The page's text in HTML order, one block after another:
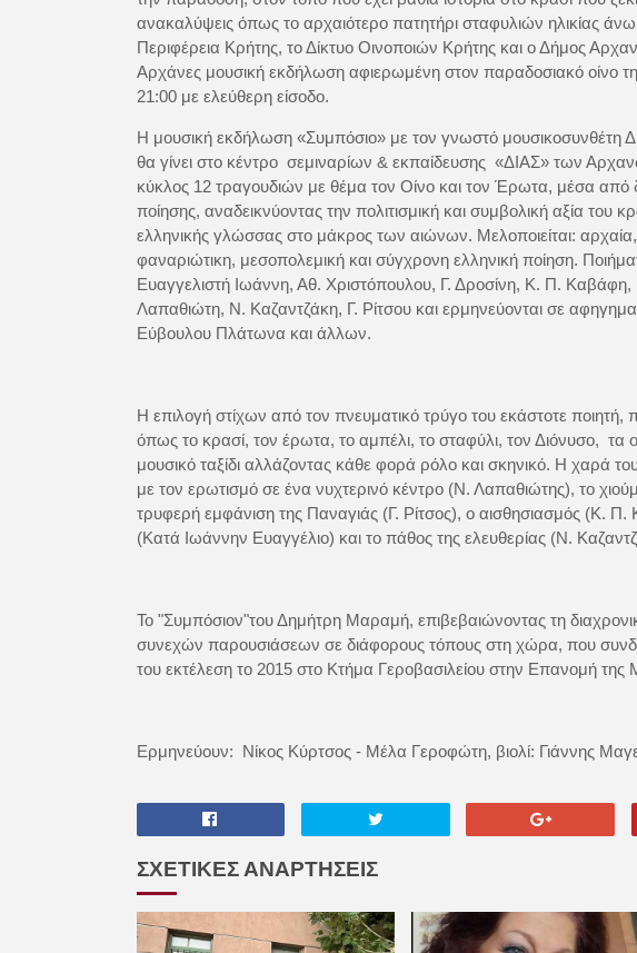
ανακαλύψεις όπως το αρχαιότερο πατητήρι σταφυλιών ηλικίας
Περιφέρεια Κρήτης, το Δίκτυο Οινοποιών Κρήτης και ο Δήμος
Αρχάνες μουσική εκδήλωση αφιερωμένη στον παραδοσιακό οίνο
21:00 με ελεύθερη είσοδο.
Η μουσική εκδήλωση «Συμπόσιο» με τον γνωστό μουσικοσυνθέτη
θα γίνει στο κέντρο σεμιναρίων & εκπαίδευσης «ΔΙΑΣ» των
κύκλος 12 τραγουδιών με θέμα τον Οίνο και τον Έρωτα, μέσα από
ποίησης, αναδεικνύοντας την πολιτισμική και συμβολική αξία του
ελληνικής γλώσσας στο μάκρος των αιώνων. Μελοποιείται: αρχαία,
φαναριώτικη, μεσοπολεμική και σύγχρονη ελληνική ποίηση.
Eυαγγελιστή Ιωάννη, Αθ. Χριστόπουλου, Γ. Δροσίνη, Κ. Π.
Λαπαθιώτη, Ν. Καζαντζάκη, Γ. Ρίτσου και ερμηνεύονται σε
Εύβουλου Πλάτωνα και άλλων.
Η επιλογή στίχων από τον πνευματικό τρύγο του εκάστοτε ποιητή,
όπως το κρασί, τον έρωτα, το αμπέλι, το σταφύλι, τον Διόνυσο, τα
μουσικό ταξίδι αλλάζοντας κάθε φορά ρόλο και σκηνικό. Η χαρά
με τον ερωτισμό σε ένα νυχτερινό κέντρο (Ν. Λαπαθιώτης), το
τρυφερή εμφάνιση της Παναγιάς (Γ. Ρίτσος), ο αισθησιασμός (Κ.
(Κατά Ιωάννην Ευαγγέλιο) και το πάθος της ελευθερίας (Ν.
Το "Συμπόσιον"του Δημήτρη Μαραμή, επιβεβαιώνοντας τη
συνεχών παρουσιάσεων σε διάφορους τόπους στη χώρα, που
του εκτέλεση το 2015 στο Κτήμα Γεροβασιλείου στην Επανομή της
Ερμηνεύουν: Nίκος Κύρτσος - Μέλα Γεροφώτη, βιολί: Γιάννης
ΣΧΕΤΙΚΕΣ ΑΝΑΡΤΗΣΕΙΣ